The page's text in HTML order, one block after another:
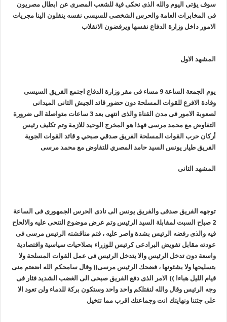
سوف يؤتى اليوم والله الذى نحكى فية للشعب المصرى عن ابطال مصريون
فى المخابرات العامة والحرس الشخصى للسيسى نفسه ينقلون الينا مجريات
الامور داخل وزارة الدفاع نفسها ويرفضون الانقلاب
المشهد الاول
يوم الجمعة الساعة 9 مساء فى مقر وزارة الدفاع اجتمع الفريق السيسى
وقادة الافرع للقوات المسلحة دون حضور قائد الجيش الثانى الميدانى
لصعوبة الامور فى مدن القناة والذى انتهى بعد 3 ساعات متواصلة الى ضرورة
التفاوض مع محمد مرسى فهذا هو المخرج الوحيد للازمة وتم تكليف رئيس
أركان حرب القوات المسلحة الفريق صدقي صبحي و قائد القوات الجوية
الفريق طيار يونس السيد حامد المصري للتفاوض مع محمد مرسى
المشهد الثانى
توجهه الفريق صدقى والفريق يونس الى نادى الحرس الجمهورى فى الساعة
2 صباح السبت لمقابلة السيد الرئيس وتم عرض موضوع التنحى عليه والالحاح
فيه والذى رفضه الرئيس بشدة واصر عليه ،فتم مناقشته الرئيس مرسى فى
عودته مقابل تفويض البرادعى كرئيس للوزراء بصلاحيات سياسية واقتصادية
واسعة دون تدخل الرئيس والا يتدخل الرئيس فى عمل القوات المسلحة ولا
بتسليحها ولا بشئونها ،فضحك الرئيس مرسى(( وقال سامحكم الله اضعتم منى
قيام الليل هباءا )) الامر الذى دفع الفريق صبحى الى الغضب الشديد فثار فى
وجه الرئيس وقال والله لنقتلكم واحد واحد وستكون بركة للدماء ولن تعود الا
على جثتنا ونهايتك انت وجماعتك اقرب مما تتخيل